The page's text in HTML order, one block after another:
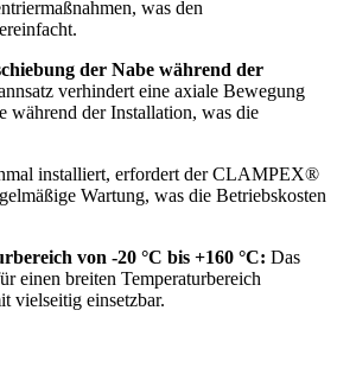
was den
der Nabe während der
verhindert eine axiale Bewegung
während der Installation, was die
installiert, erfordert der CLAMPEX®
Wartung, was die Betriebskosten
von -20 °C bis +160 °C: Das
einen breiten Temperaturbereich
vielseitig einsetzbar.